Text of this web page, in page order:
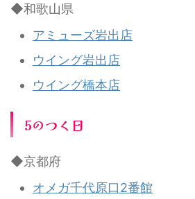
◆和歌山県
アミューズ岩出店
ウイング岩出店
ウイング橋本店
5のつく日
◆京都府
オメガ千代原口2番館